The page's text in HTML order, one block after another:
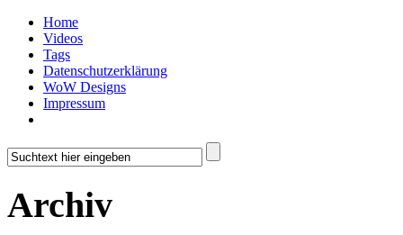
Home
Videos
Tags
Datenschutzerklärung
WoW Designs
Impressum
Archiv